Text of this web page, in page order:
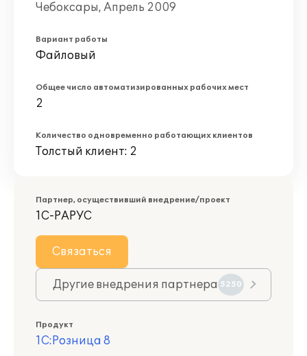
Чебоксары, Апрель 2009
Вариант работы
Файловый
Общее число автоматизированных рабочих мест
2
Количество одновременно работающих клиентов
Толстый клиент: 2
Партнер, осуществивший внедрение/проект
1С-РАРУС
Связаться
Другие внедрения партнера 5250
Продукт
1С:Розница 8